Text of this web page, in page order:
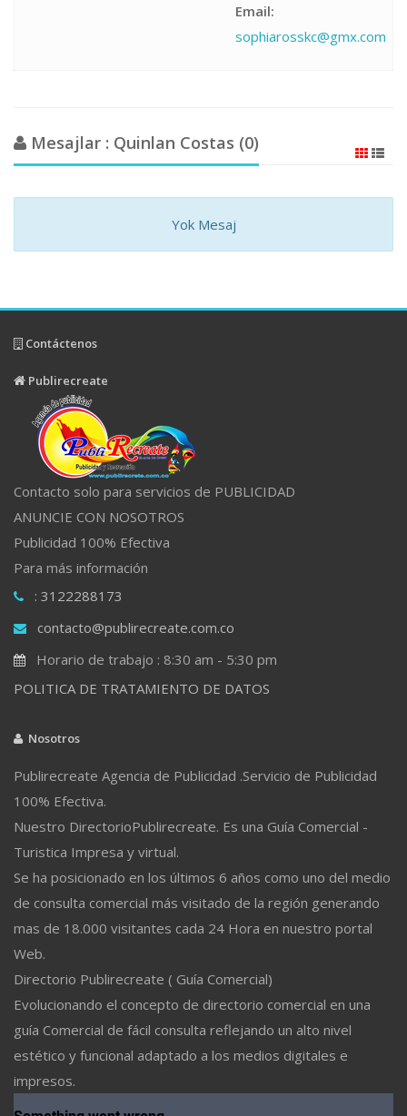
Email:
sophiarosskc@gmx.com
Mesajlar : Quinlan Costas (0)
Yok Mesaj
Contáctenos
Publirecreate
Contacto solo para servicios de PUBLICIDAD
ANUNCIE CON NOSOTROS
Publicidad 100% Efectiva
Para más información
: 3122288173
contacto@publirecreate.com.co
Horario de trabajo : 8:30 am - 5:30 pm
POLITICA DE TRATAMIENTO DE DATOS
Nosotros
Publirecreate Agencia de Publicidad .Servicio de Publicidad
100% Efectiva.
Nuestro DirectorioPublirecreate. Es una Guía Comercial -
Turistica Impresa y virtual.
Se ha posicionado en los últimos 6 años como uno del medio
de consulta comercial más visitado de la región generando
mas de 18.000 visitantes cada 24 Hora en nuestro portal
Web.
Directorio Publirecreate ( Guía Comercial)
Evolucionando el concepto de directorio comercial en una
guía Comercial de fácil consulta reflejando un alto nivel
estético y funcional adaptado a los medios digitales e
impresos.